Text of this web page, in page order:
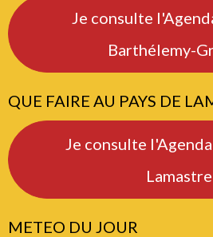
Je consulte
Barthélemy-
QUE FAIRE AU PAYS DE
Je consulte
Lamastre
METEO DU JOUR